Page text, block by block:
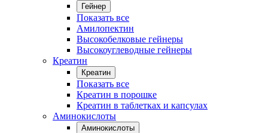
Гейнер
Показать все
Амилопектин
Высокобелковые гейнеры
Высокоуглеводные гейнеры
Креатин
Креатин
Показать все
Креатин в порошке
Креатин в таблетках и капсулах
Аминокислоты
Аминокислоты